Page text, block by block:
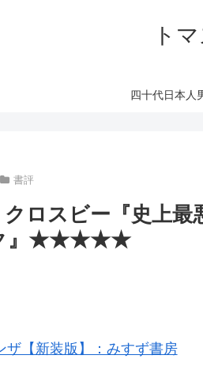
ト
四十代日本人
書評
ロスビー『史上
ク』★★★★★
ザ【新装版】：みすず書房